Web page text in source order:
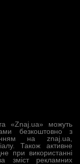
«Znaj.ua» можуть
безкоштовно з
на znaj.ua,
Також активне
при використанні
зміст рекламних